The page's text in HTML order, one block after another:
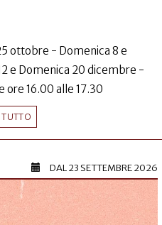
ottobre - Domenica 8 e
e Domenica 20 dicembre -
ore 16.00 alle 17.30
TUTTO
DAL23 SETTEMBRE 2026